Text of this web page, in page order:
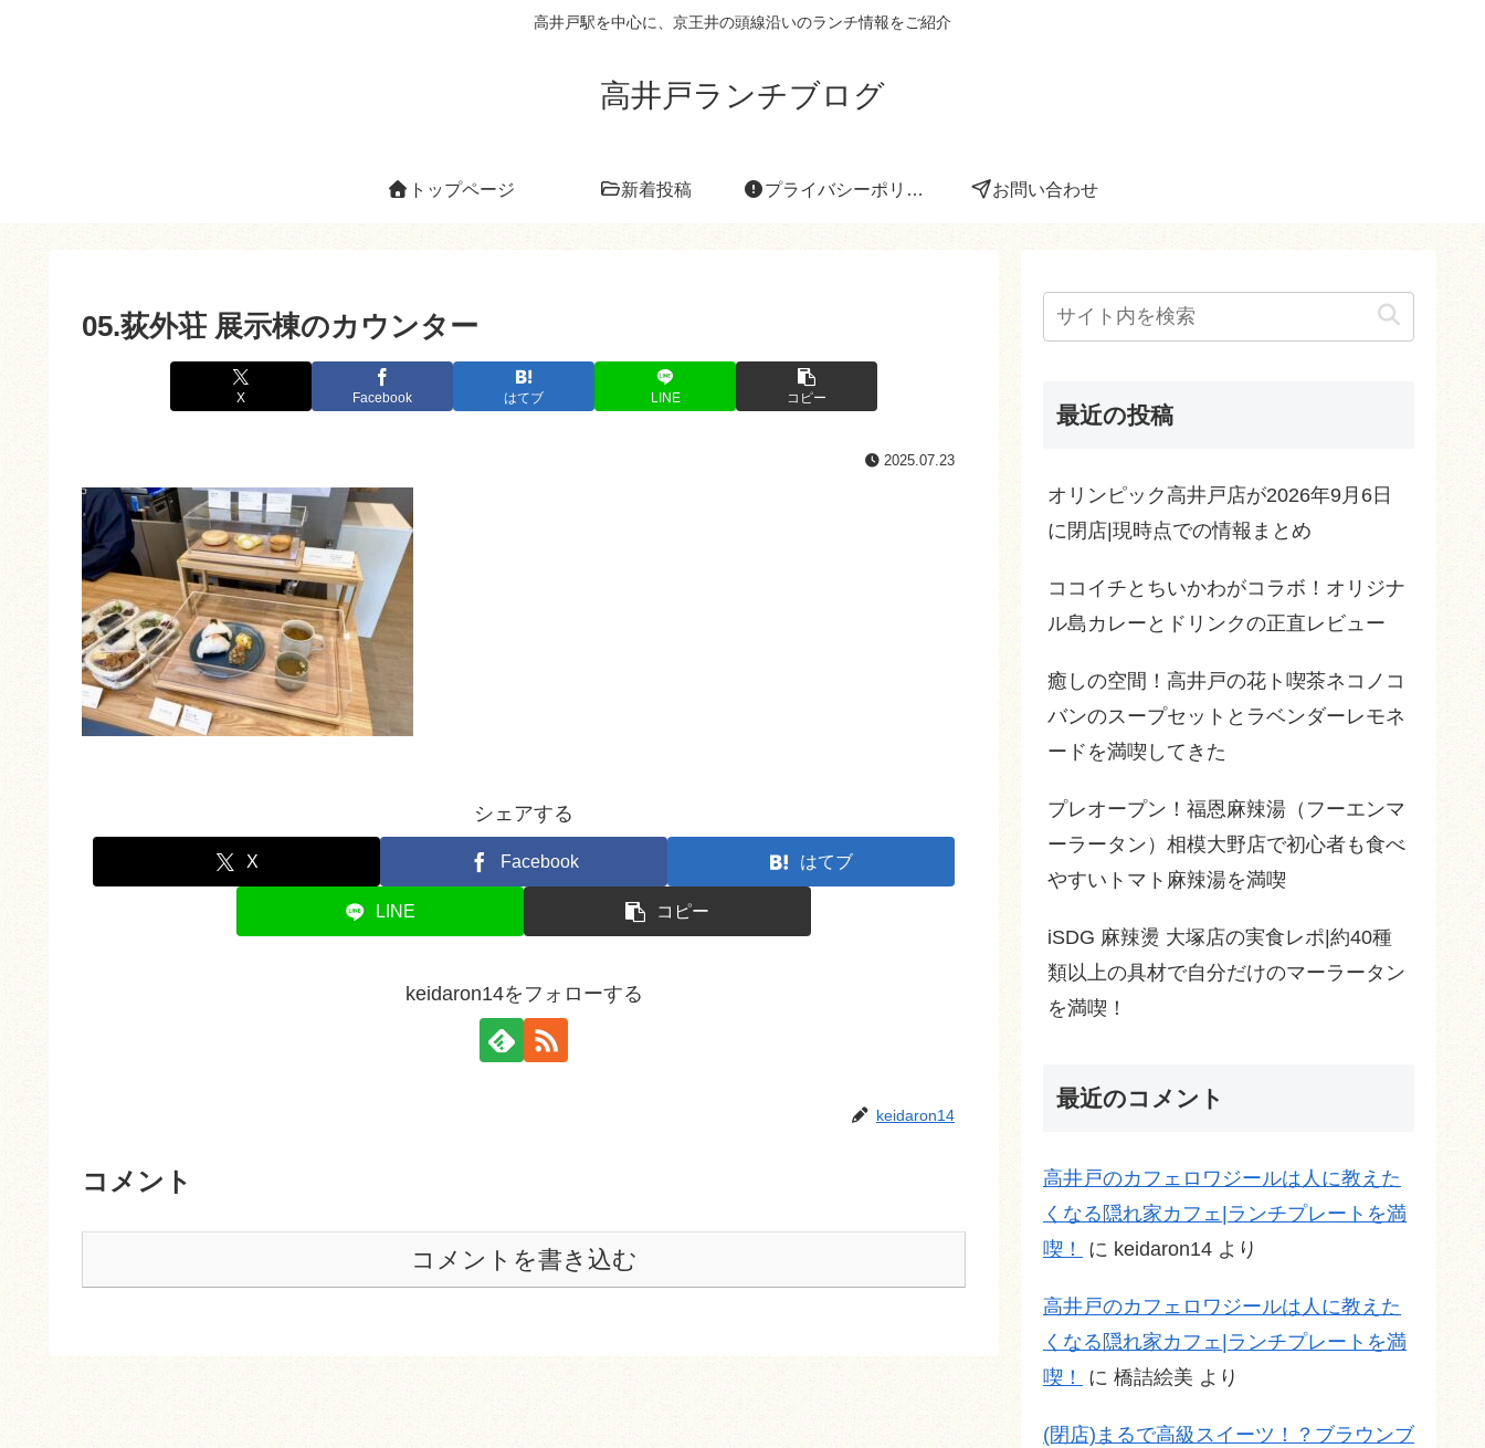
高井戸駅を中心に、京王井の頭線沿いのランチ情報をご紹介
高井戸ランチブログ
トップページ 新着投稿 プライバシーポリシー お問い合わせ
05.荻外荘 展示棟のカウンター
X Facebook はてブ LINE コピー
2025.07.23
シェアする
X Facebook はてブ
LINE コピー
keidaron14をフォローする
keidaron14
コメント
コメントを書き込む
最近の投稿
オリンピック高井戸店が2026年9月6日
に閉店|現時点での情報まとめ
ココイチとちいかわがコラボ！オリジナ
ル島カレーとドリンクの正直レビュー
癒しの空間！高井戸の花ト喫茶ネコノコ
バンのスープセットとラベンダーレモネ
ードを満喫してきた
プレオープン！福恩麻辣湯（フーエンマ
ーラータン）相模大野店で初心者も食べ
やすいトマト麻辣湯を満喫
iSDG 麻辣燙 大塚店の実食レポ|約40種
類以上の具材で自分だけのマーラータン
を満喫！
最近のコメント
高井戸のカフェロワジールは人に教えた
くなる隠れ家カフェ|ランチプレートを満
喫！
に keidaron14 より
高井戸のカフェロワジールは人に教えた
くなる隠れ家カフェ|ランチプレートを満
喫！
に 橋詰絵美 より
(閉店)まるで高級スイーツ！？ブラウンブ